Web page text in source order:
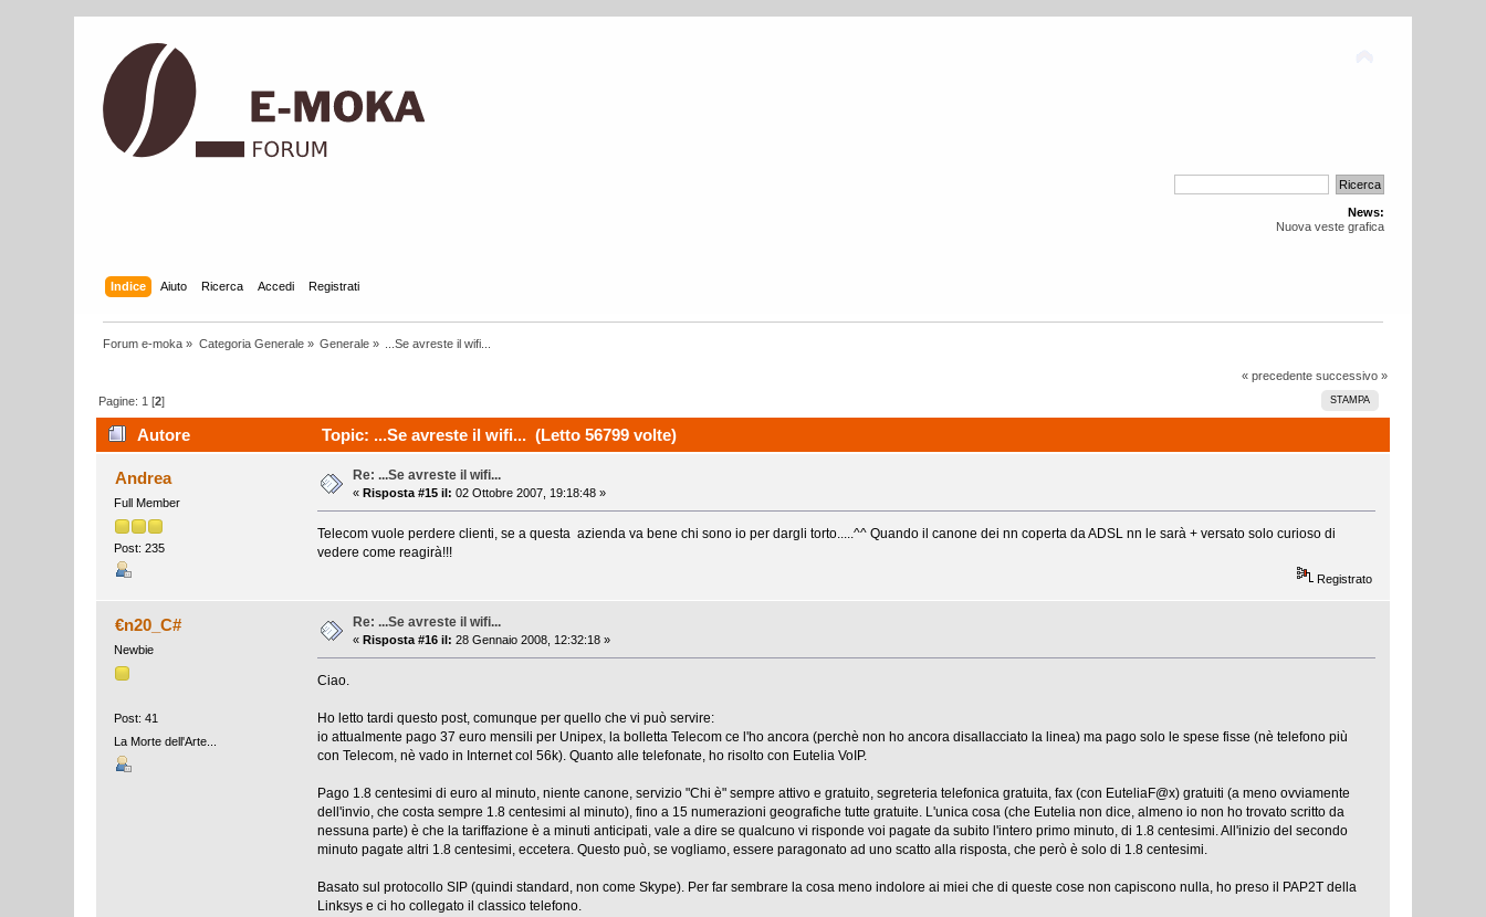
News:
Nuova veste grafica
Indice Aiuto Ricerca Accedi Registrati
Forum e-moka » Categoria Generale» Generale » ...Se avreste il wifi...
« precedente successivo »
STAMPA
Pagine: 1 [2]
Autore Topic: ...Se avreste il wifi... (Letto 56799 volte)
Andrea
Full Member
Post: 235
Re: ...Se avreste il wifi...
« Risposta #15 il: 02 Ottobre 2007, 19:18:48 »
Telecom vuole perdere clienti, se a questa azienda va bene chi sono io per dargli torto.....^^ Quando il canone dei nn coperta da ADSL nn le sarà + versato solo curioso di
vedere come reagirà!!!
Registrato
€n20_C#
Newbie
Post: 41
La Morte dell'Arte...
Re: ...Se avreste il wifi...
« Risposta #16 il: 28 Gennaio 2008, 12:32:18 »
Ciao.
Ho letto tardi questo post, comunque per quello che vi può servire:
io attualmente pago 37 euro mensili per Unipex, la bolletta Telecom ce l'ho ancora (perchè non ho ancora disallacciato la linea) ma pago solo le spese fisse (nè telefono più
con Telecom, nè vado in Internet col 56k). Quanto alle telefonate, ho risolto con Eutelia VoIP.
Pago 1.8 centesimi di euro al minuto, niente canone, servizio "Chi è" sempre attivo e gratuito, segreteria telefonica gratuita, fax (con EuteliaF@x) gratuiti (a meno ovviamente
dell'invio, che costa sempre 1.8 centesimi al minuto), fino a 15 numerazioni geografiche tutte gratuite. L'unica cosa (che Eutelia non dice, almeno io non ho trovato scritto da
nessuna parte) è che la tariffazione è a minuti anticipati, vale a dire se qualcuno vi risponde voi pagate da subito l'intero primo minuto, di 1.8 centesimi. All'inizio del secondo
minuto pagate altri 1.8 centesimi, eccetera. Questo può, se vogliamo, essere paragonato ad uno scatto alla risposta, che però è solo di 1.8 centesimi.
Basato sul protocollo SIP (quindi standard, non come Skype). Per far sembrare la cosa meno indolore ai miei che di queste cose non capiscono nulla, ho preso il PAP2T della
Linksys e ci ho collegato il classico telefono.